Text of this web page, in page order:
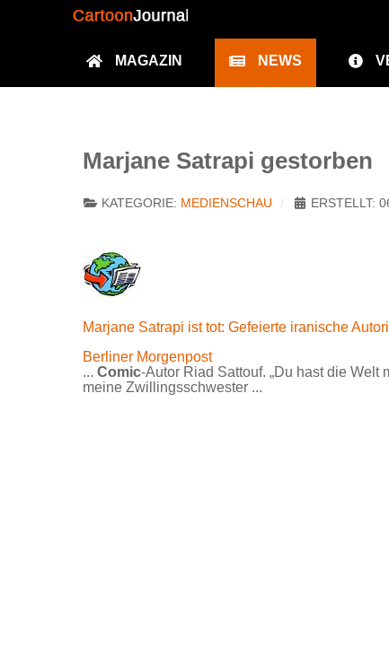
MAGAZIN NEWS
Marjane Satrapi gestorben
KATEGORIE: MEDIENSCHAU ERSTELLT:
Marjane Satrapi ist tot: Gefeierte iranische
Berliner Morgenpost
... Comic-Autor Riad Sattouf. „Du hast die Welt
meine Zwillingsschwester ...